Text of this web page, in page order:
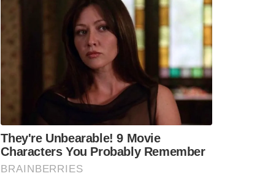
They're Unbearable! 9 Movie
Characters You Probably Remember
BRAINBERRIES